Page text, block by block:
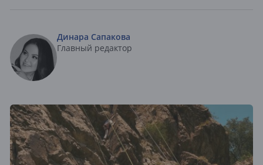
Динара Сапакова
Главный редактор